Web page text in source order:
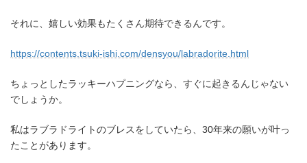
それに、嬉しい効果もたくさん期待できるんです。
https://contents.tsuki-ishi.com/densyou/labradorite.html
ちょっとしたラッキーハプニングなら、すぐに起きるんじゃない
でしょうか。
私はラブラドライトのブレスをしていたら、30年来の願いが叶っ
たことがあります。